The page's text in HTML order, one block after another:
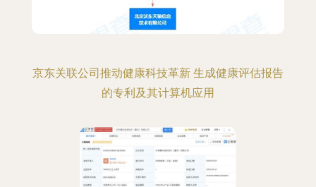
京东关联公司推动健康科技革新 生成健康评估报告
的专利及其计算机应用